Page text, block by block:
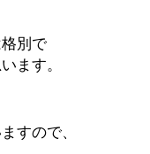
別で
ます。
すので、